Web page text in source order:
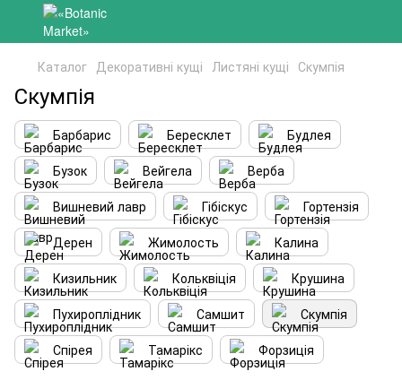
Каталог Декоративні кущі Листяні кущі Скумпія
Скумпія
Барбарис Бересклет
Будлея
Бузок
Вейгела
Верба
Вишневий лавр
Гібіскус
Гортензія
Дерен
Жимолость
Калина
Кизильник
Кольквіція
Крушина
Пухироплідник
Самшит
Скумпія
Спірея
Тамарікс Форзиція